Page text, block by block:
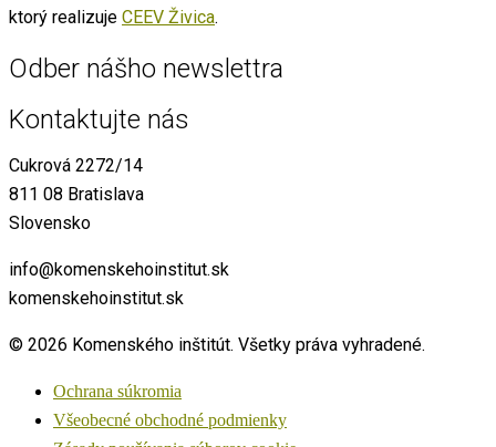
ktorý realizuje CEEV Živica.
Odber nášho newslettra
Kontaktujte nás
Cukrová 2272/14
811 08 Bratislava
Slovensko
info@komenskehoinstitut.sk
komenskehoinstitut.sk
© 2026 Komenského inštitút. Všetky práva vyhradené.
Ochrana súkromia
Všeobecné obchodné podmienky